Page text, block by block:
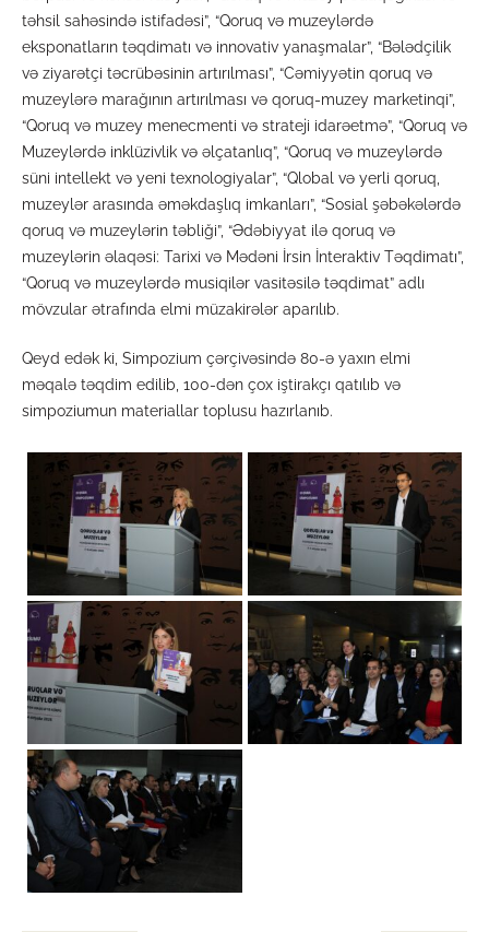
təhsil sahəsində istifadəsi”, “Qoruq və muzeylərdə
eksponatların təqdimatı və innovativ yanaşmalar”, “Bələdçilik
və ziyarətçi təcrübəsinin artırılması”, “Cəmiyyətin qoruq və
muzeylərə marağının artırılması və qoruq-muzey marketinqi”,
“Qoruq və muzey menecmenti və strateji idarəetmə”, “Qoruq və
Muzeylərdə inklüzivlik və əlçatanlıq”, “Qoruq və muzeylərdə
süni intellekt və yeni texnologiyalar”, “Qlobal və yerli qoruq,
muzeylər arasında əməkdaşlıq imkanları”, “Sosial şəbəkələrdə
qoruq və muzeylərin təbliği”, “Ədəbiyyat ilə qoruq və
muzeylərin əlaqəsi: Tarixi və Mədəni İrsin İnteraktiv Təqdimatı”,
“Qoruq və muzeylərdə musiqilər vasitəsilə təqdimat” adlı
mövzular ətrafında elmi müzakirələr aparılıb.
Qeyd edək ki, Simpozium çərçivəsində 80-ə yaxın elmi
məqalə təqdim edilib, 100-dən çox iştirakçı qatılıb və
simpoziumun materiallar toplusu hazırlanıb.